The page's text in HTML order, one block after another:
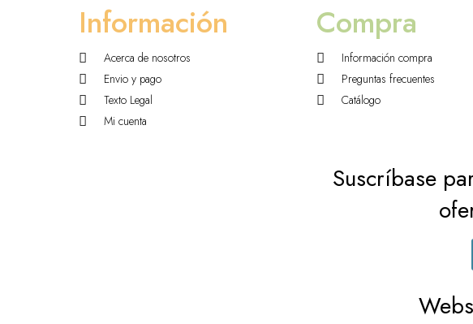
Información
Acerca de nosotros
Envio y pago
Texto Legal
Mi cuenta
Compra
Información compra
Preguntas frecuentes
Catálogo
Suscríbase